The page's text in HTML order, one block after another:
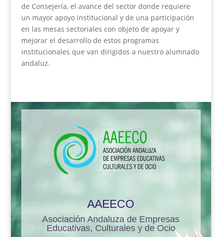
de Consejería, el avance del sector donde requiere
un mayor apoyo institucional y de una participación
en las mesas sectoriales con objeto de apoyar y
mejorar el desarrollo de estos programas
institucionales que van dirigidos a nuestro alumnado
andaluz.
AAEECO
Asociación Andaluza de Empresas
Educativas, Culturales y de Ocio